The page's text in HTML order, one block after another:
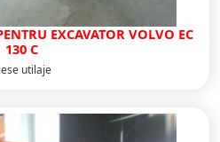
EXCAVATOR VOLVO EC
130 C
utilaje